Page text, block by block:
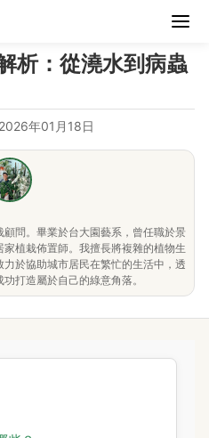
析：從澆水到病蟲
年01月18日
問。畢業於台大園藝系，曾任職於景
植栽佈置師。我擅長將複雜的植物生
於協助城市居民在繁忙的生活中，透
打造屬於自己的綠意角落。